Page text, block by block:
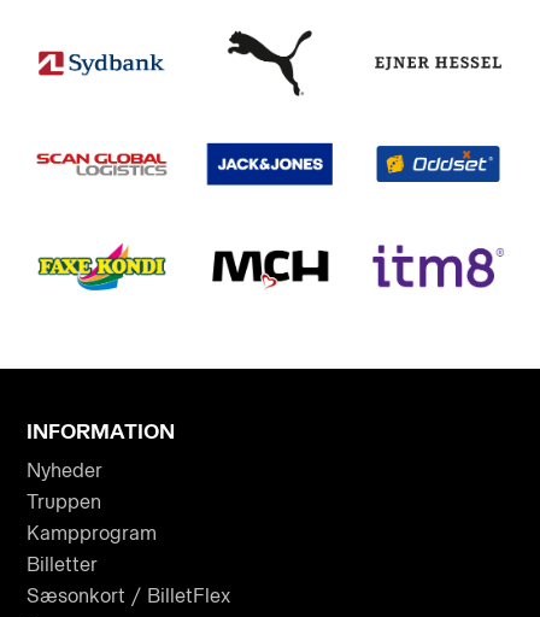
INFORMATION
Nyheder
Truppen
Kampprogram
Billetter
Sæsonkort / BilletFlex